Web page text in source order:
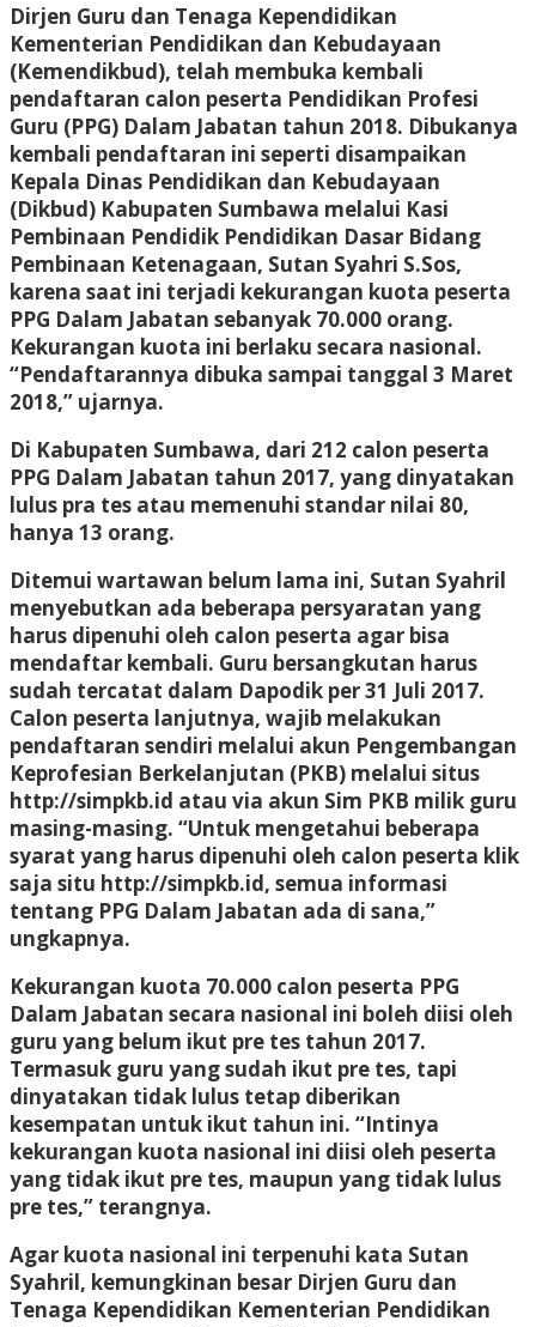
Dirjen Guru dan Tenaga Kependidikan
Kementerian Pendidikan dan Kebudayaan
(Kemendikbud), telah membuka kembali
pendaftaran calon peserta Pendidikan Profesi
Guru (PPG) Dalam Jabatan tahun 2018. Dibukanya
kembali pendaftaran ini seperti disampaikan
Kepala Dinas Pendidikan dan Kebudayaan
(Dikbud) Kabupaten Sumbawa melalui Kasi
Pembinaan Pendidik Pendidikan Dasar Bidang
Pembinaan Ketenagaan, Sutan Syahri S.Sos,
karena saat ini terjadi kekurangan kuota peserta
PPG Dalam Jabatan sebanyak 70.000 orang.
Kekurangan kuota ini berlaku secara nasional.
“Pendaftarannya dibuka sampai tanggal 3 Maret
2018,” ujarnya.
Di Kabupaten Sumbawa, dari 212 calon peserta
PPG Dalam Jabatan tahun 2017, yang dinyatakan
lulus pra tes atau memenuhi standar nilai 80,
hanya 13 orang.
Ditemui wartawan belum lama ini, Sutan Syahril
menyebutkan ada beberapa persyaratan yang
harus dipenuhi oleh calon peserta agar bisa
mendaftar kembali. Guru bersangkutan harus
sudah tercatat dalam Dapodik per 31 Juli 2017.
Calon peserta lanjutnya, wajib melakukan
pendaftaran sendiri melalui akun Pengembangan
Keprofesian Berkelanjutan (PKB) melalui situs
http://simpkb.id atau via akun Sim PKB milik guru
masing-masing. “Untuk mengetahui beberapa
syarat yang harus dipenuhi oleh calon peserta klik
saja situ http://simpkb.id, semua informasi
tentang PPG Dalam Jabatan ada di sana,”
ungkapnya.
Kekurangan kuota 70.000 calon peserta PPG
Dalam Jabatan secara nasional ini boleh diisi oleh
guru yang belum ikut pre tes tahun 2017.
Termasuk guru yang sudah ikut pre tes, tapi
dinyatakan tidak lulus tetap diberikan
kesempatan untuk ikut tahun ini. “Intinya
kekurangan kuota nasional ini diisi oleh peserta
yang tidak ikut pre tes, maupun yang tidak lulus
pre tes,” terangnya.
Agar kuota nasional ini terpenuhi kata Sutan
Syahril, kemungkinan besar Dirjen Guru dan
Tenaga Kependidikan Kementerian Pendidikan